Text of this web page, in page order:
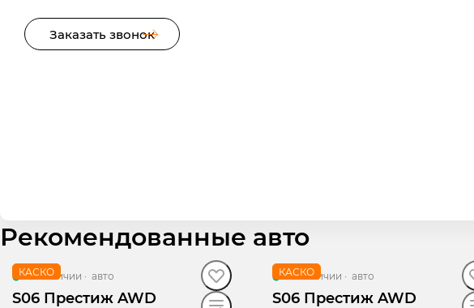
Заказать звонок
Рекомендованные авто
КАСКО
В наличии · авто
S06 Престиж AWD
КАСКО
В наличии · авто
S06 Престиж AWD